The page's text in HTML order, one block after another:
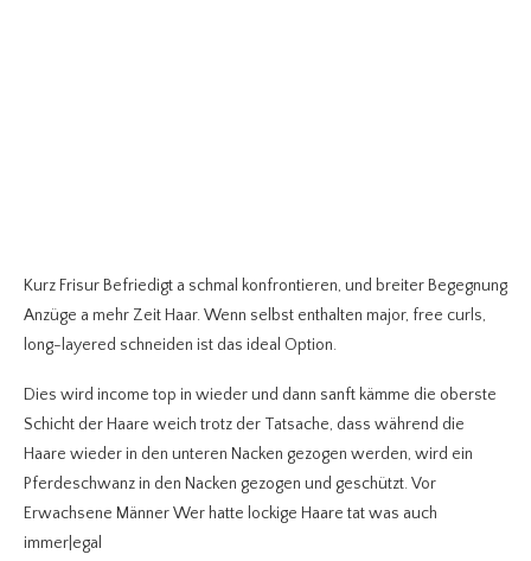
Kurz Frisur Befriedigt a schmal konfrontieren, und breiter Begegnung
Anzüge a mehr Zeit Haar.Wenn selbst enthalten major, free curls,
long-layered schneiden ist das ideal Option.
Dies wird income top in wieder und dann sanft kämme die oberste
Schicht der Haare weich trotz der Tatsache, dass während die
Haare wieder in den unteren Nacken gezogen werden, wird ein
Pferdeschwanz in den Nacken gezogen und geschützt. Vor
Erwachsene Männer Wer hatte lockige Haare tat was auch
immer|egal